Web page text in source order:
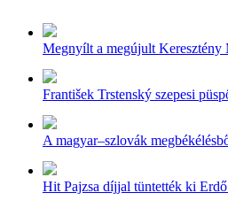
Megnyílt a megújult Keresztény
František Trstenský szepesi
A magyar–szlovák
Hit Pajzsa díjjal tüntették ki